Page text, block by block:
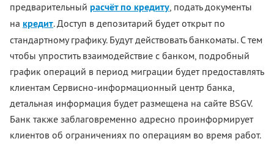
предварительный расчёт по кредиту, подать документы
на кредит. Доступ в депозитарий будет открыт по
стандартному графику. Будут действовать банкоматы. С тем
чтобы упростить взаимодействие с банком, подробный
график операций в период миграции будет предоставлять
клиентам Сервисно-информационный центр банка,
детальная информация будет размещена на сайте BSGV.
Банк также заблаговременно адресно проинформирует
клиентов об ограничениях по операциям во время работ.